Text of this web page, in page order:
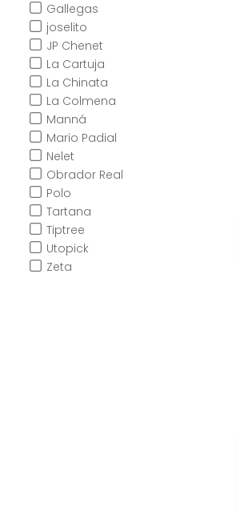
Gallegas
joselito
JP Chenet
La Cartuja
La Chinata
La Colmena
Manná
Mario Padial
Nelet
Obrador Real
Polo
Tartana
Tiptree
Utopick
Zeta